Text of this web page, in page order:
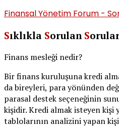
Finansal Yönetim Forum -
Sıklıkla Sorulan S
Finans mesleği nedir?
Bir finans kuruluşuna kredi
da bireyleri, para yönünden
parasal destek seçeneğinin
kişidir. Kredi almak isteyen kişi
tablolarının analizini yapan